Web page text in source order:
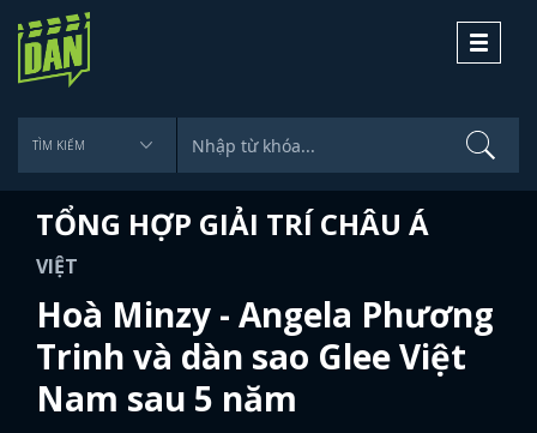
Toggle
TỔNG HỢP GIẢI TRÍ CHÂU Á
VIỆT
Hoà Minzy - Angela Phương
Trinh và dàn sao Glee Việt
Nam sau 5 năm